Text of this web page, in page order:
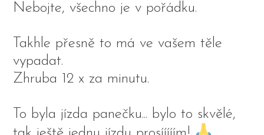
Nebojte, všechno je v pořádku.
Takhle přesně to má ve vašem těle
vypadat.
Zhruba 12 x za minutu.
To byla jízda panečku... bylo to skvělé,